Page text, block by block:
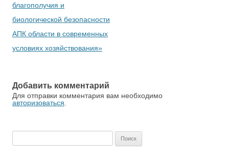
благополучия и
биологической безопасности
АПК области в современных
условиях хозяйствования»
Добавить комментарий
Для отправки комментария вам необходимо
авторизоваться